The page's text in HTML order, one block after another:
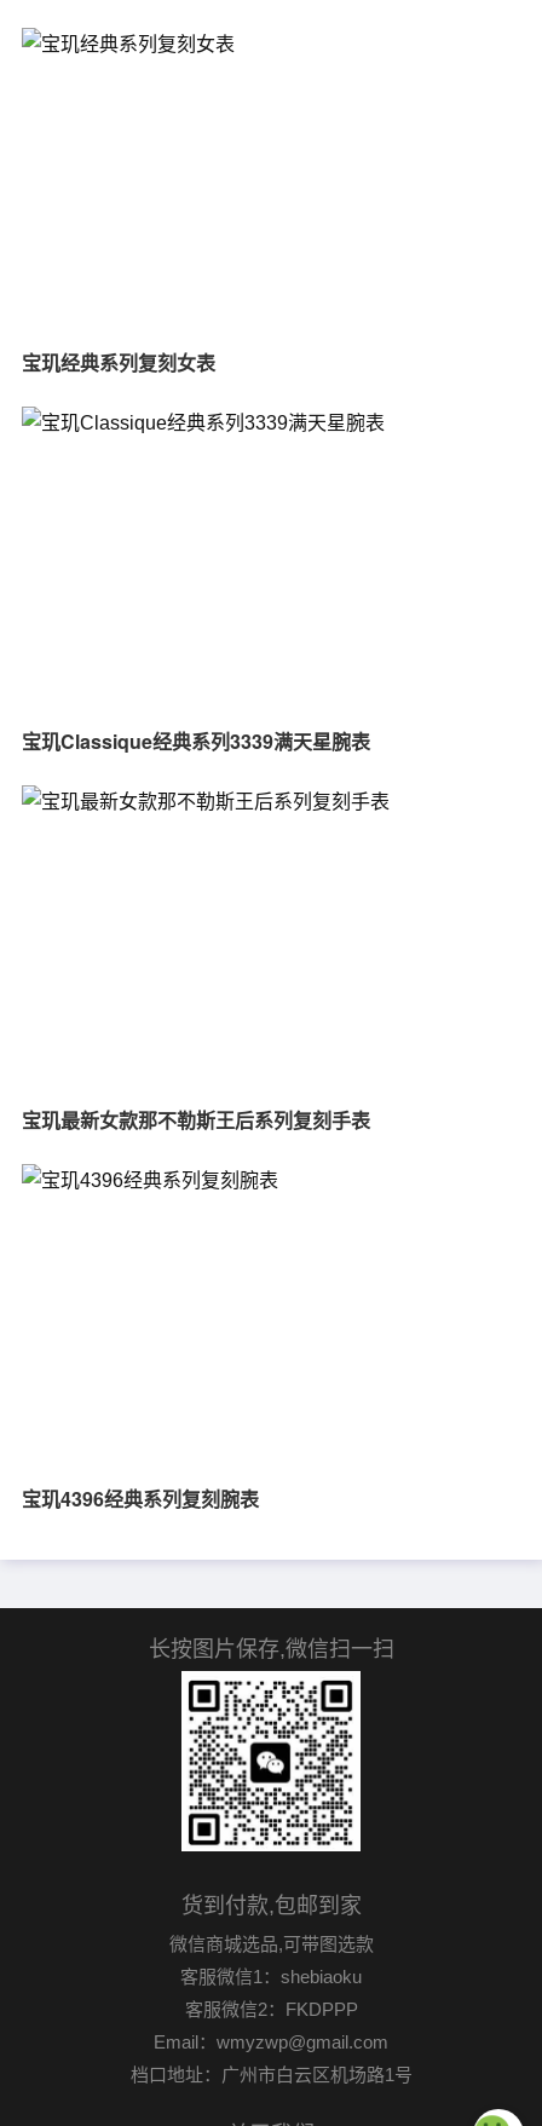
宝玑经典系列复刻女表
宝玑Classique经典系列3339满天星腕表
宝玑最新女款那不勒斯王后系列复刻手表
宝玑4396经典系列复刻腕表
长按图片保存,微信扫一扫
货到付款,包邮到家
微信商城选品,可带图选款
客服微信1：shebiaoku
客服微信2：FKDPPP
Email：wmyzwp@gmail.com
档口地址：广州市白云区机场路1号